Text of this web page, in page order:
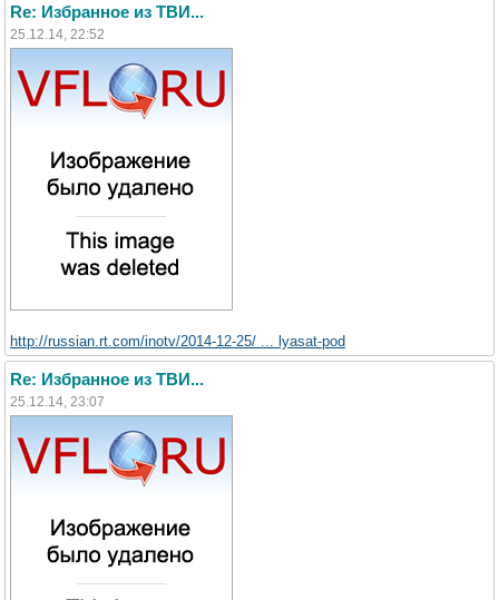
Re: Избранное из ТВИ...
25.12.14, 22:52
http://russian.rt.com/inotv/2014-12-25/ ... lyasat-pod
Re: Избранное из ТВИ...
25.12.14, 23:07